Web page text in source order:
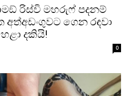
රිස්වි මහරුෆ් පදනම්
ගෙන රඳවා
දකියි!
0